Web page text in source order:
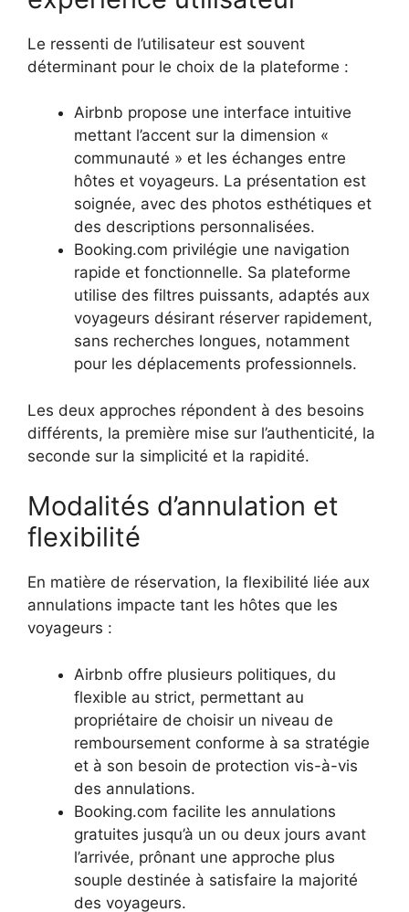
Le ressenti de l’utilisateur est souvent
déterminant pour le choix de la plateforme :
Airbnb propose une interface intuitive
mettant l’accent sur la dimension «
communauté » et les échanges entre
hôtes et voyageurs. La présentation est
soignée, avec des photos esthétiques et
des descriptions personnalisées.
Booking.com privilégie une navigation
rapide et fonctionnelle. Sa plateforme
utilise des filtres puissants, adaptés aux
voyageurs désirant réserver rapidement,
sans recherches longues, notamment
pour les déplacements professionnels.
Les deux approches répondent à des besoins
différents, la première mise sur l’authenticité, la
seconde sur la simplicité et la rapidité.
Modalités d’annulation et
flexibilité
En matière de réservation, la flexibilité liée aux
annulations impacte tant les hôtes que les
voyageurs :
Airbnb offre plusieurs politiques, du
flexible au strict, permettant au
propriétaire de choisir un niveau de
remboursement conforme à sa stratégie
et à son besoin de protection vis-à-vis
des annulations.
Booking.com facilite les annulations
gratuites jusqu’à un ou deux jours avant
l’arrivée, prônant une approche plus
souple destinée à satisfaire la majorité
des voyageurs.